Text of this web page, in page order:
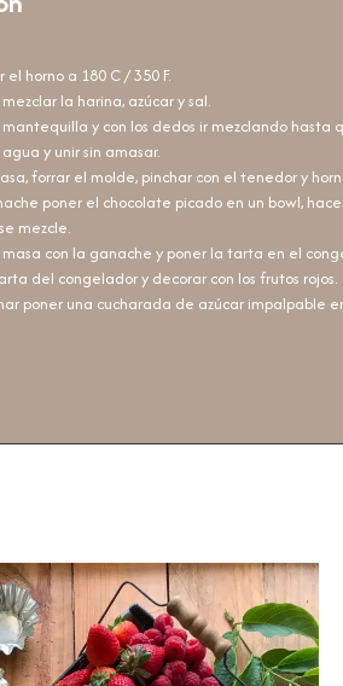
el horno a 180 C / 350 F.
mezclar la harina, azúcar y sal.
y con los dedos ir mezclando hasta
y unir sin amasar.
forrar el molde, pinchar con el tenedor y
poner el chocolate picado en un bowl,
mezcle.
con la ganache y poner la tarta en el
del congelador y decorar con los frutos rojos.
poner una cucharada de azúcar impalpable